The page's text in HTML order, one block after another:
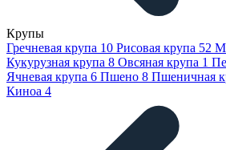
Крупы
Гречневая крупа 10 Рисовая крупа 52
Кукурузная крупа 8 Овсяная крупа 1
Ячневая крупа 6 Пшено 8 Пшеничная
Киноа 4